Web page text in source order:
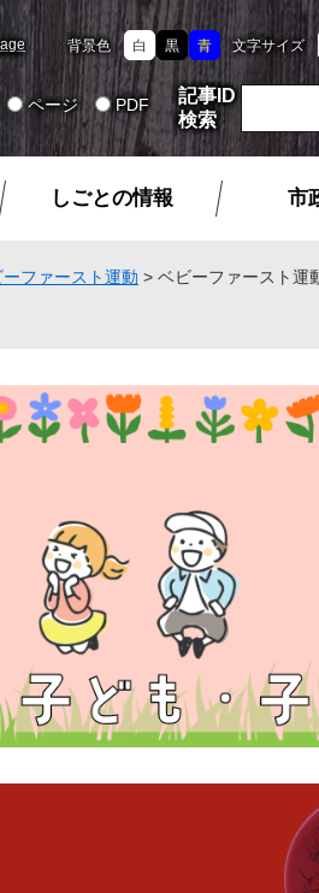
背景色 白 黒 青 文字サイズ
ページ PDF
記事ID
検索
しごとの情報 市
ファースト運動 > ベビーファースト運